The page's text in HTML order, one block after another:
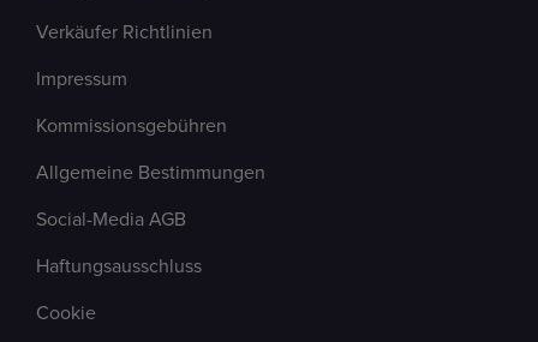
Verkäufer Richtlinien
Impressum
Kommissionsgebühren
Allgemeine Bestimmungen
Social-Media AGB
Haftungsausschluss
Cookie